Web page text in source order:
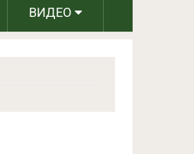
ВИДЕО